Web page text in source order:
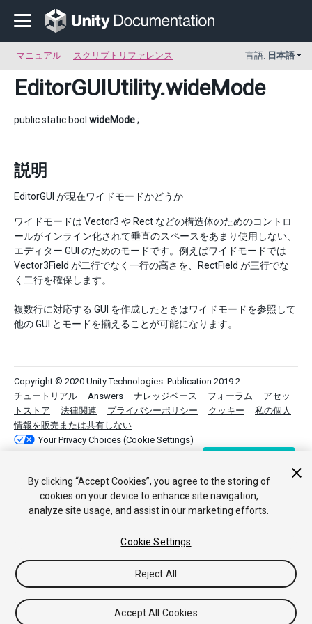
マニュアル スクリプトリファレンス 言語: 日本語
EditorGUIUtility.wideMode
public static bool wideMode;
説明
EditorGUI が現在ワイドモードかどうか
ワイドモードは Vector3 や Rect などの構造体のためのコントロ
ールがインライン化されて垂直のスペースをあまり使用しない、
エディター GUI のためのモードです。例えばワイドモードでは
Vector3Field が二行でなく一行の高さを、RectField が三行でな
く二行を確保します。
複数行に対応する GUI を作成したときはワイドモードを参照して
他の GUI とモードを揃えることが可能になります。
Copyright © 2020 Unity Technologies. Publication 2019.2
チュートリアル
Answers ナレッジベース フォーラム
アセッ
トストア
法律関連 プライバシーポリシー クッキー
私の個人
情報を販売または共有しない
Your Privacy Choices (Cookie Settings)
By clicking “Accept Cookies”, you agree to the storing of
cookies on your device to enhance site navigation,
analyze site usage, and assist in our marketing efforts.
Cookie Settings
Reject All
Accept All Cookies